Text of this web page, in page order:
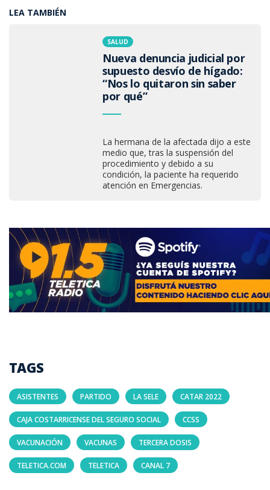
LEA TAMBIÉN
SALUD
Nueva denuncia judicial por
supuesto desvío de hígado:
“Nos lo quitaron sin saber
por qué”
La hermana de la afectada dijo a este
medio que, tras la suspensión del
procedimiento y debido a su
condición, la paciente ha requerido
atención en Emergencias.
TAGS
ASISTENTES PARTIDO LA SELE CATAR 2022
CAJA COSTARRICENSE DEL SEGURO SOCIAL CCSS
VACUNACIÓN VACUNAS TERCERA DOSIS
TELETICA.COM TELETICA CANAL 7